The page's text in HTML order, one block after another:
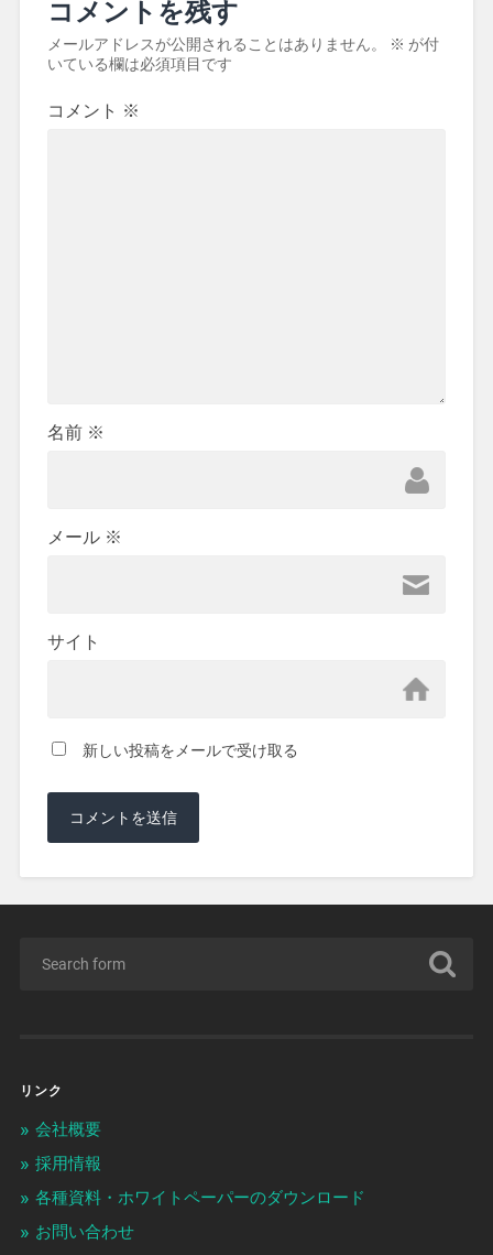
コメントを残す
メールアドレスが公開されることはありません。 ※ が付
いている欄は必須項目です
コメント ※
名前 ※
メール ※
サイト
新しい投稿をメールで受け取る
リンク
会社概要
採用情報
各種資料・ホワイトペーパーのダウンロード
お問い合わせ